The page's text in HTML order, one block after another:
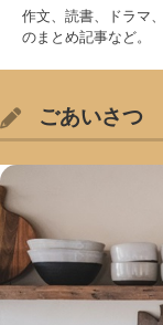
作文、読書、ドラマ
のまとめ記事など。
ごあいさつ